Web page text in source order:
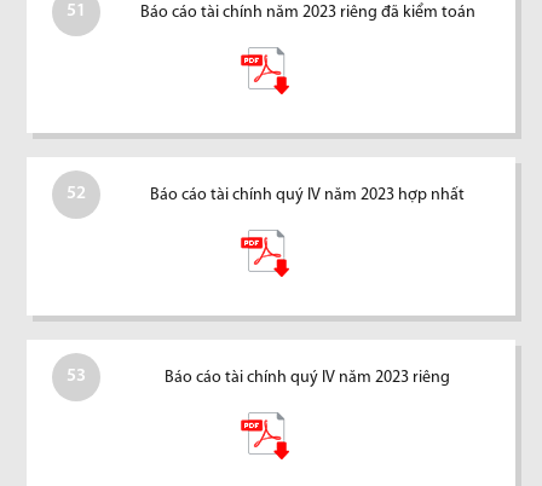
51 Báo cáo tài chính năm 2023 riêng đã kiểm toán
52 Báo cáo tài chính quý IV năm 2023 hợp nhất
53 Báo cáo tài chính quý IV năm 2023 riêng